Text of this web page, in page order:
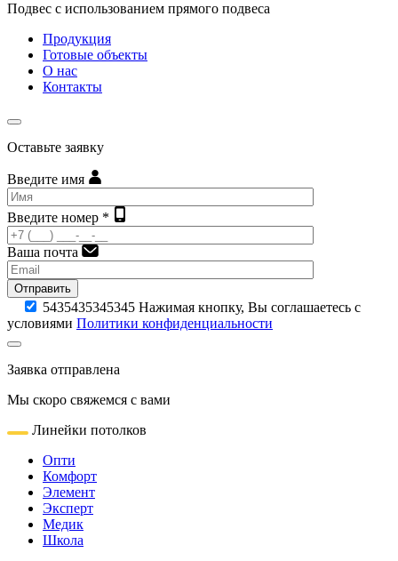
Подвес с использованием прямого подвеса
Продукция
Готовые объекты
О нас
Контакты
Оставьте заявку
Введите имя
Введите номер *
Ваша почта
Отправить
5435435345345 Нажимая кнопку, Вы соглашаетесь с
условиями Политики конфиденциальности
Заявка отправлена
Мы скоро свяжемся с вами
Линейки потолков
Опти
Комфорт
Элемент
Эксперт
Медик
Школа